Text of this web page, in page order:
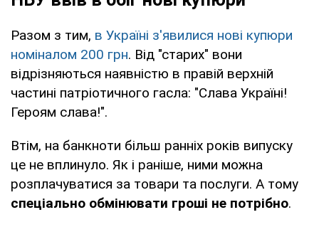
Разом з тим, в Україні з'явилися нові купюри
номіналом 200 грн. Від "старих" вони
відрізняються наявністю в правій верхній
частині патріотичного гасла: "Слава Україні!
Героям слава!".
Втім, на банкноти більш ранніх років випуску
це не вплинуло. Як і раніше, ними можна
розплачуватися за товари та послуги. А тому
спеціально обмінювати гроші не потрібно.